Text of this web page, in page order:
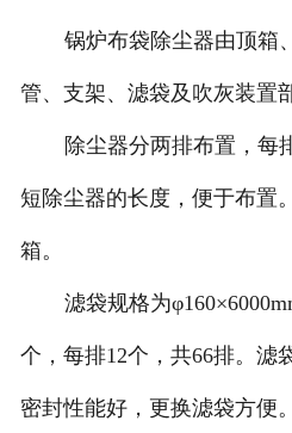
锅炉布袋除尘器由顶箱
管、支架、滤袋及吹灰装置
除尘器分两排布置，每
短除尘器的长度，便于布置
箱。
滤袋规格为
个，每排12个，共66排。滤
密封性能好，更换滤袋方便